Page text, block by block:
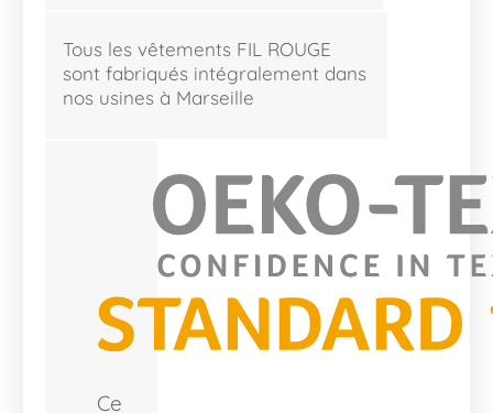
Tous les vêtements FIL ROUGE
sont fabriqués intégralement dans
nos usines à Marseille
Ce